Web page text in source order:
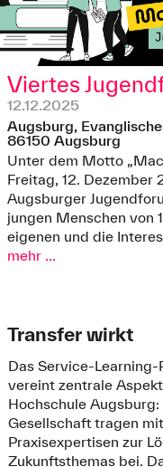
Viertes
12.12.2025
Augsburg,
86150 Augsburg
Unter dem Motto
Freitag, 12.
Augsburger
jungen Menschen von
eigenen und die
mehr ...
Transfer wirkt
Das Service-Learning-
vereint zentrale
Hochschule
Gesellschaft tragen
Praxisexpertisen zur
Zukunftsthemas bei.